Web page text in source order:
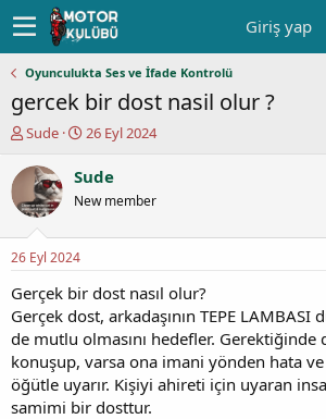
Giriş yap
Oyunculukta Ses ve İfade Kontrolü
gercek bir dost nasil olur ?
K
n
y
b
a
ş
a
t
a
n
Sude
B
ş
a
ç
a
r
i
h
i
26 Eyl 2024
Sude
New member
26 Eyl 2024
Gerçek bir dost nasıl olur?
Gerçek dost, arkadaşının TEPE
de mutlu olmasını hedefler. Gerektiğinde
konuşup, varsa ona imani yönden hata ve
öğütle uyarır. Kişiyi ahireti için uyaran
samimi bir dosttur.